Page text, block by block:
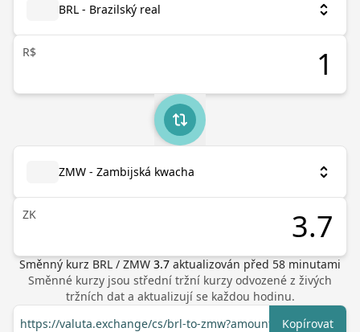
BRL - Brazilský real
R$
ZMW - Zambijská kwacha
ZK
Směnný kurz BRL / ZMW 3.7 aktualizován před 58 minutami
Směnné kurzy jsou střední tržní kurzy odvozené z živých
tržních dat a aktualizují se každou hodinu.
https://valuta.exchange/cs/brl-to-zmw?amount=1Kopírovat